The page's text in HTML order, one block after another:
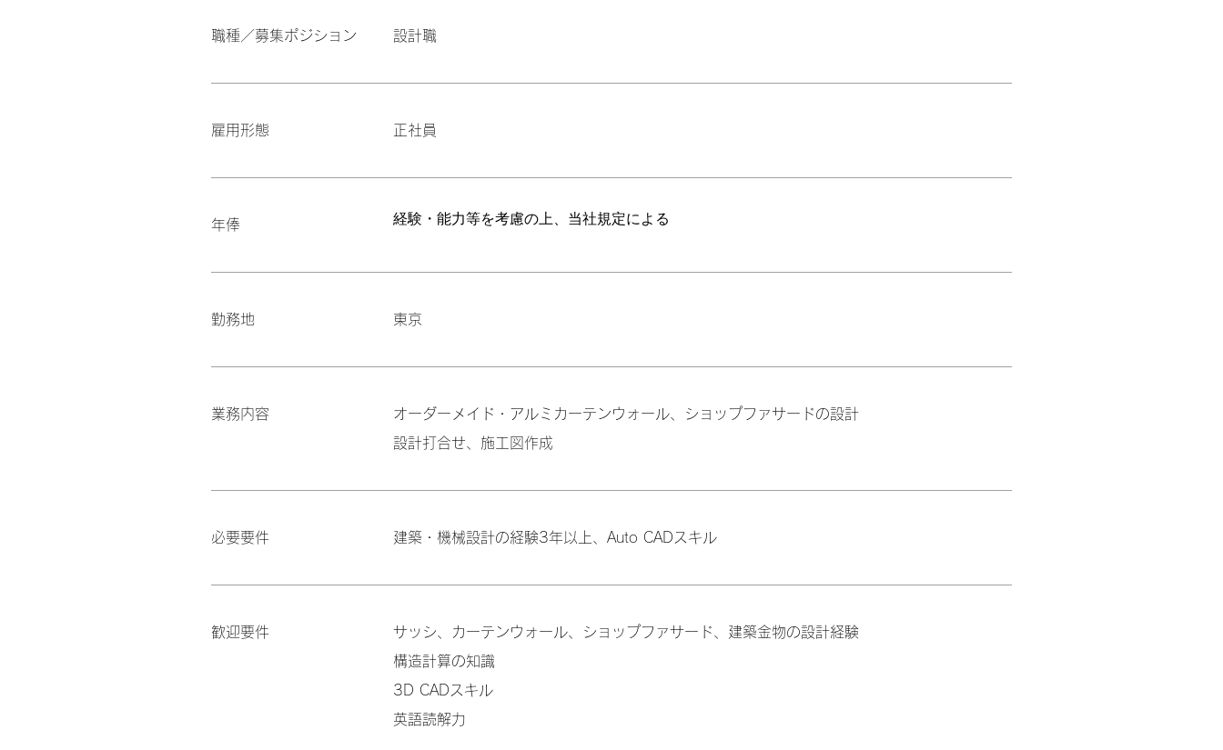
職種／募集ポジション 設計職
雇用形態 正社員
年俸 ​経験・能力等を考慮の上、当社規定による
勤務地 東京
業務内容 オーダーメイド・アルミカーテンウォール、ショップファサードの設計
設計打合せ、施工図作成
必要要件 建築・機械設計の経験3年以上、Auto CADスキル
歓迎要件
サッシ、カーテンウォール、ショップファサード、建築金物の設計経験
構造計算の知識
3D CADスキル
英語読解力